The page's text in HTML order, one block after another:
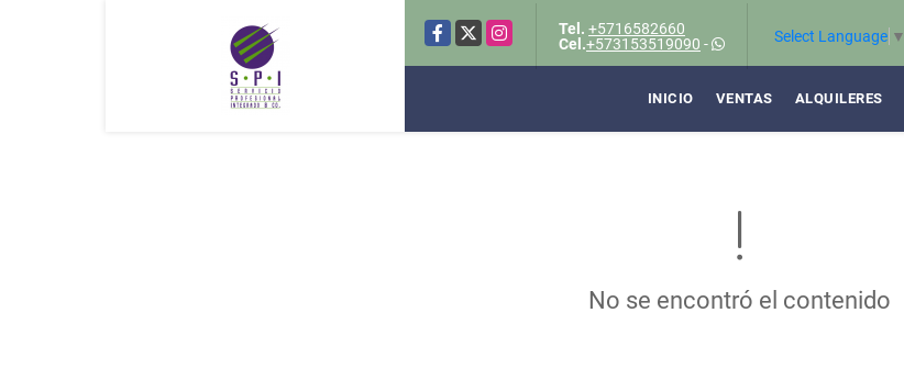
Facebook
X Instagram Tel. +5716582660
Cel.+573153519090 - Select Language ▼
INICIO VENTAS ALQUILERES
No se encontró el contenido